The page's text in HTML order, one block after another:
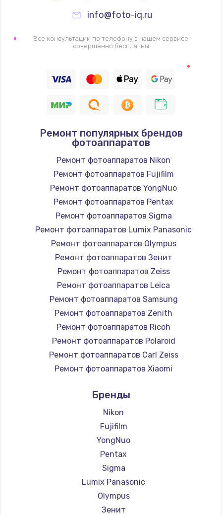
info@foto-iq.ru
Все консультации по телефону в нашем сервисе
совершенно бесплатны
Ремонт популярных брендов
фотоаппаратов
Ремонт фотоаппаратов Nikon
Ремонт фотоаппаратов Fujifilm
Ремонт фотоаппаратов YongNuo
Ремонт фотоаппаратов Pentax
Ремонт фотоаппаратов Sigma
Ремонт фотоаппаратов Lumix Panasonic
Ремонт фотоаппаратов Olympus
Ремонт фотоаппаратов Зенит
Ремонт фотоаппаратов Zeiss
Ремонт фотоаппаратов Leica
Ремонт фотоаппаратов Samsung
Ремонт фотоаппаратов Zenith
Ремонт фотоаппаратов Ricoh
Ремонт фотоаппаратов Polaroid
Ремонт фотоаппаратов Carl Zeiss
Ремонт фотоаппаратов Xiaomi
Ремонт фотоаппаратов Kodak
Ремонт фотоаппаратов Blackmagic
Бренды
Nikon
Fujifilm
YongNuo
Pentax
Sigma
Lumix Panasonic
Olympus
Зенит